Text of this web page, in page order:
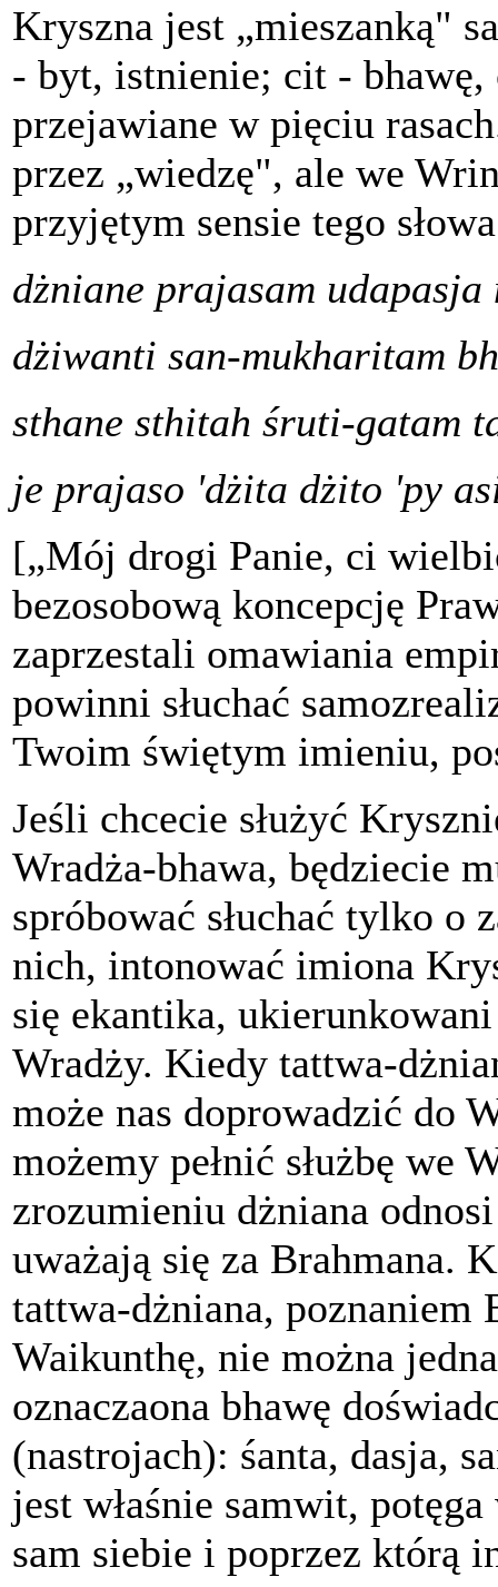
Kryszna jest „mieszanką"
- byt, istnienie; cit - bhawę,
przejawiane w pięciu
przez „wiedzę", ale we
przyjętym sensie tego
dżniane prajasam udapasja
dżiwanti san-mukharitam
sthane sthitah śruti-gatam
je prajaso 'dżita dżito 'py
[„Mój drogi Panie, ci
bezosobową koncepcję
zaprzestali omawiania
powinni słuchać
Twoim świętym imieniu,
Jeśli chcecie służyć
Wradża-bhawa, będziecie
spróbować słuchać tylko o
nich, intonować imiona
się ekantika,
Wradży. Kiedy tattwa-
może nas doprowadzić do
możemy pełnić służbę we
zrozumieniu dżniana
uważają się za Brahmana.
tattwa-dżniana, poznaniem
Waikunthę, nie można
oznaczaona bhawę
(nastrojach): śanta, dasja,
jest właśnie samwit,
sam siebie i poprzez którą